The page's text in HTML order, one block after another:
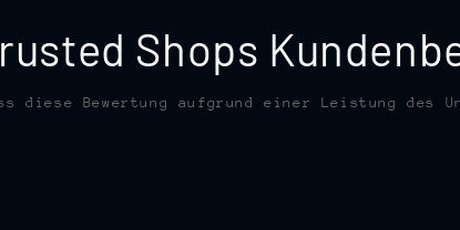
Shops
Bewertung aufgrund einer Leistung des